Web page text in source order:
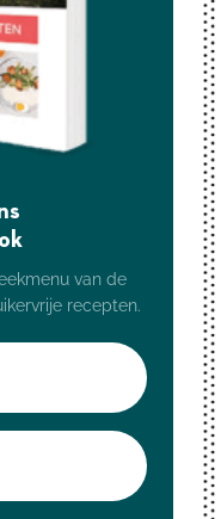
van de
recepten.